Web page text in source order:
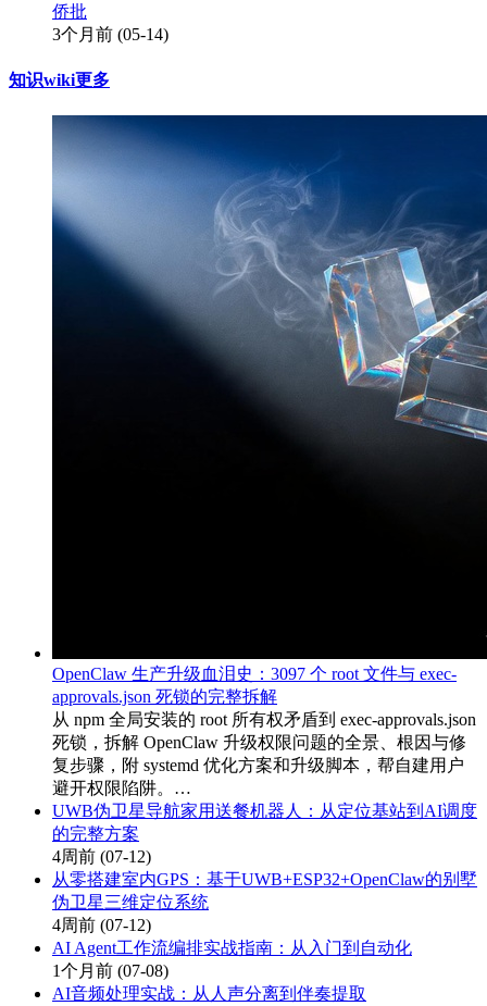
侨批
3个月前 (05-14)
知识wiki更多
OpenClaw 生产升级血泪史：3097 个 root 文件与 exec-
approvals.json 死锁的完整拆解
从 npm 全局安装的 root 所有权矛盾到 exec-approvals.json
死锁，拆解 OpenClaw 升级权限问题的全景、根因与修
复步骤，附 systemd 优化方案和升级脚本，帮自建用户
避开权限陷阱。…
UWB伪卫星导航家用送餐机器人：从定位基站到AI调度
的完整方案
4周前 (07-12)
从零搭建室内GPS：基于UWB+ESP32+OpenClaw的别墅
伪卫星三维定位系统
4周前 (07-12)
AI Agent工作流编排实战指南：从入门到自动化
1个月前 (07-08)
AI音频处理实战：从人声分离到伴奏提取